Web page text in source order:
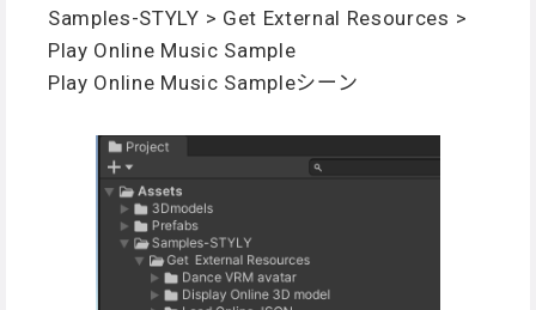
Samples-STYLY > Get External Resources >
Play Online Music Sample
Play Online Music Sampleシーン